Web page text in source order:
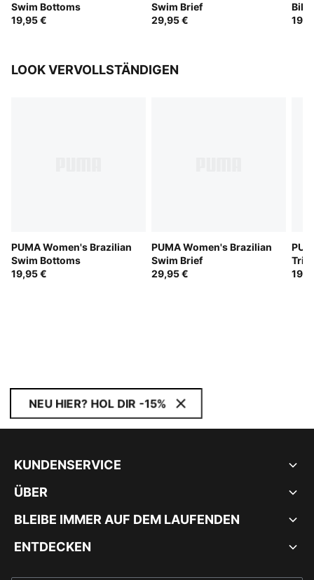
Swim Bottoms
19,95 €
Swim Brief
29,95 €
LOOK VERVOLLSTÄNDIGEN
PUMA Women's Brazilian
Swim Bottoms
19,95 €
PUMA Women's Brazilian
Swim Brief
29,95 €
NEU HIER? HOL DIR -15%
KUNDENSERVICE
ÜBER
BLEIBE IMMER AUF DEM LAUFENDEN
ENTDECKEN